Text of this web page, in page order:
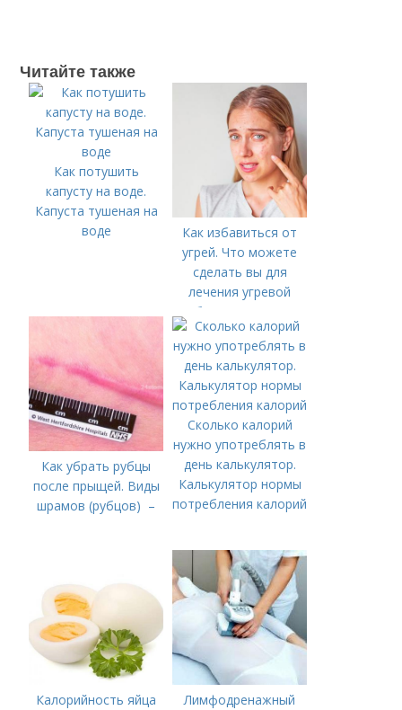
Читайте также
Как потушить
капусту на воде.
Капуста тушеная на
воде
Как избавиться от
угрей. Что можете
сделать вы для
лечения угревой
болезни (акне)
Как убрать рубцы
после прыщей. Виды
шрамов (рубцов) –
Сколько калорий
нужно употреблять в
день калькулятор.
Калькулятор нормы
потребления калорий
Калорийность яйца
Лимфодренажный